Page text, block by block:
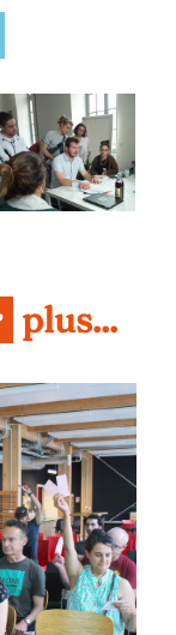
plus...